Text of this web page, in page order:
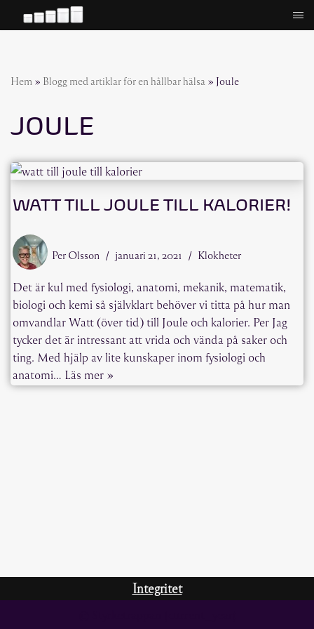
Hem » Blogg med artiklar för en hållbar hälsa » Joule
JOULE
WATT TILL JOULE TILL KALORIER!
Per Olsson januari 21, 2021 Klokheter
Det är kul med fysiologi, anatomi, mekanik, matematik,
biologi och kemi så självklart behöver vi titta på hur man
omvandlar Watt (över tid) till Joule och kalorier. Per Jag
tycker det är intressant att vrida och vända på saker och
ting. Med hjälp av lite kunskaper inom fysiologi och
anatomi… Läs mer »
Integritet